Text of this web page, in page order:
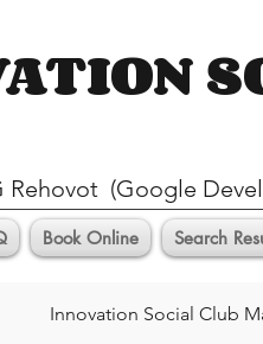
Rehovot (Google
Book Online Search
Innovation Social Club